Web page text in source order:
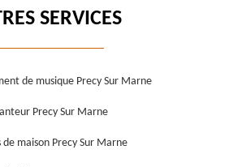
SERVICES
de musique Precy Sur Marne
Precy Sur Marne
de maison Precy Sur Marne